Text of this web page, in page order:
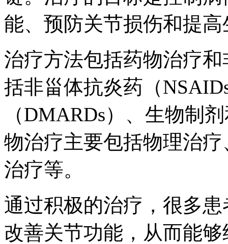
能、预防关节损伤和提
治疗方法包括药物治疗
括非甾体抗炎药（
（DMARDs）、生物制
物治疗主要包括物理治
治疗等。
通过积极的治疗，很多
改善关节功能，从而能